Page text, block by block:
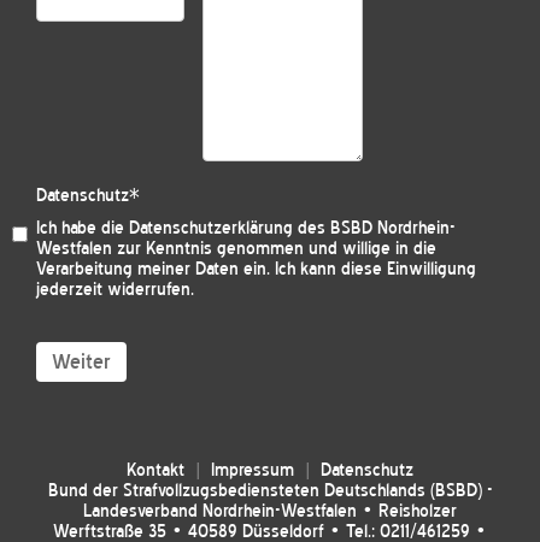
Datenschutz*
Ich habe die Datenschutzerklärung des BSBD Nordrhein-
Westfalen zur Kenntnis genommen und willige in die
Verarbeitung meiner Daten ein. Ich kann diese Einwilligung
jederzeit widerrufen.
Weiter
Kontakt Impressum
Datenschutz
Bund der Strafvollzugsbediensteten Deutschlands (BSBD) -
Landesverband Nordrhein-Westfalen • Reisholzer
Werftstraße 35 • 40589 Düsseldorf • Tel.: 0211/461259 •